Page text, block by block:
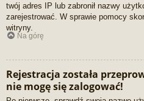
twój adres IP lub zabronił nazwy
zarejestrować. W sprawie pomocy
witryny.
Na górę
Rejestracja została
nie mogę się zalogować!